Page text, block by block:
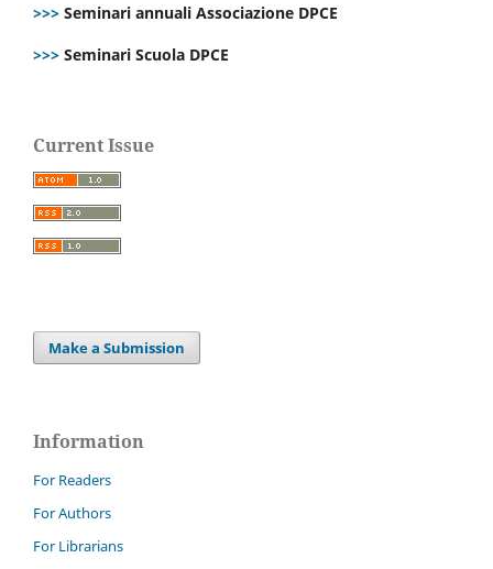
>>> Seminari annuali Associazione DPCE
>>> Seminari Scuola DPCE
Current Issue
Make a Submission
Information
For Readers
For Authors
For Librarians